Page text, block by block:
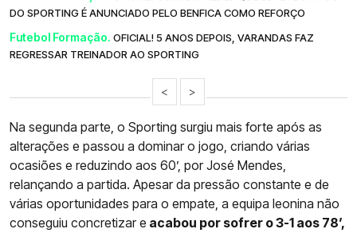
DO SPORTING É ANUNCIADO PELO BENFICA COMO REFORÇO
Futebol Formação. OFICIAL! 5 ANOS DEPOIS, VARANDAS FAZ
REGRESSAR TREINADOR AO SPORTING
< >
Na segunda parte, o Sporting surgiu mais forte após as
alterações e passou a dominar o jogo, criando várias
ocasiões e reduzindo aos 60’, por José Mendes,
relançando a partida. Apesar da pressão constante e de
várias oportunidades para o empate, a equipa leonina não
conseguiu concretizar e acabou por sofrer o 3-1 aos 78’,